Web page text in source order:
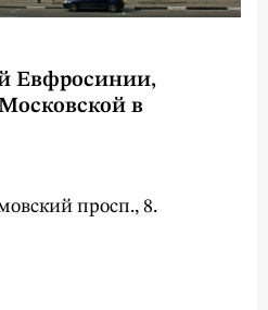
Евфросинии,
в
просп., 8.